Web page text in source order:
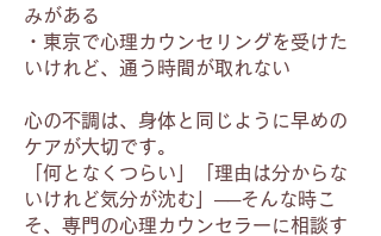
みがある
・東京で心理カウンセリングを受けた
いけれど、通う時間が取れない
心の不調は、身体と同じように早めの
ケアが大切です。
「何となくつらい」「理由は分からな
いけれど気分が沈む」──そんな時こ
そ、専門の心理カウンセラーに相談す